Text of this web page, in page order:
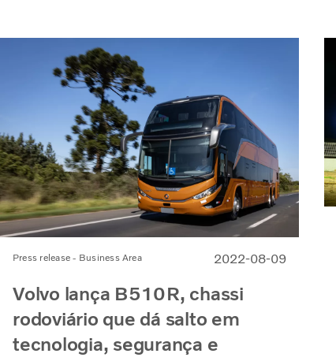
Press release - Business Area 2022-08-09
Volvo lança B510R, chassi
rodoviário que dá salto em
tecnologia, segurança e